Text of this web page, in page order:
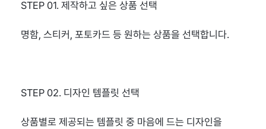
STEP 01. 제작하고 싶은 상품 선택
명함, 스티커, 포토카드 등 원하는 상품을 선택합니다.
STEP 02. 디자인 템플릿 선택
상품별로 제공되는 템플릿 중 마음에 드는 디자인을